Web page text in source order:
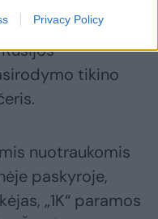
Privacy Policy
kuriose
tikino
nuotraukomis
paskyroje,
„1K“ paramos